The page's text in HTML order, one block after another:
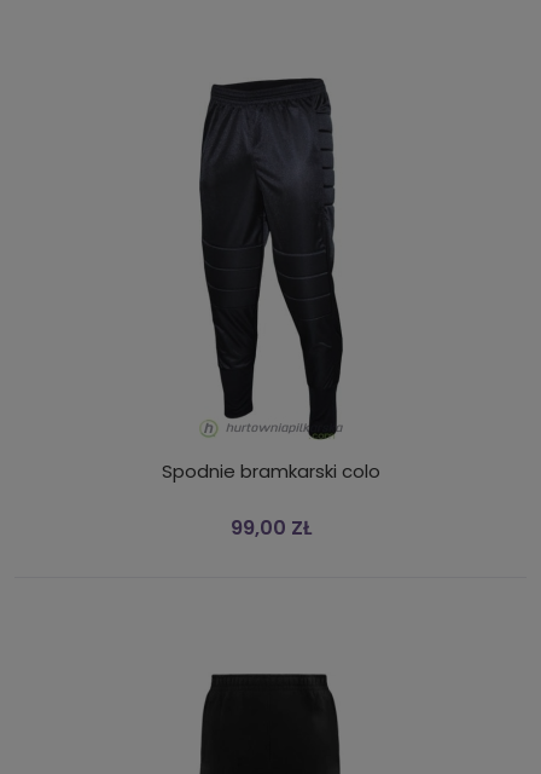
Spodnie bramkarski colo
99,00 ZŁ